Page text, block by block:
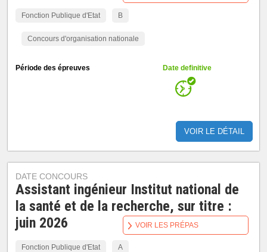
Fonction Publique d'Etat B
Concours d'organisation nationale
Période des épreuves Date definitive
VOIR LE DÉTAIL
DATE CONCOURS
Assistant ingénieur Institut national de
la santé et de la recherche, sur titre :
juin 2026
Fonction Publique d'Etat A
VOIR LES PRÉPAS